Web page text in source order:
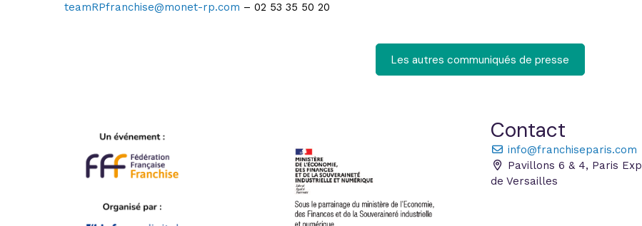
teamRPfranchise@monet-rp.com – 02 53 35 50 20
Les autres communiqués de presse
Contact
info@franchiseparis.com
Pavillons 6 & 4, Paris
de Versailles